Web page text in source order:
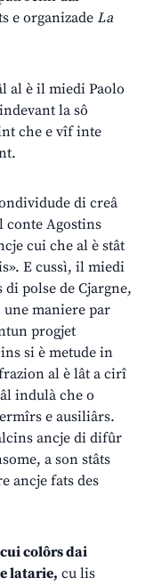
e organizadeLa
al è il miedi Paolo
la sô
che e vîf inte
di creâ
conte Agostins
cui che al è stât
E cussì, il miedi
di polse de Cjargne,
maniere par
progjet
si è metude in
al è lât a cirî
indulà che o
e ausiliârs.
ancje di difûr
a son stâts
ancje fats des
colôrs dai
latarie, cu lis